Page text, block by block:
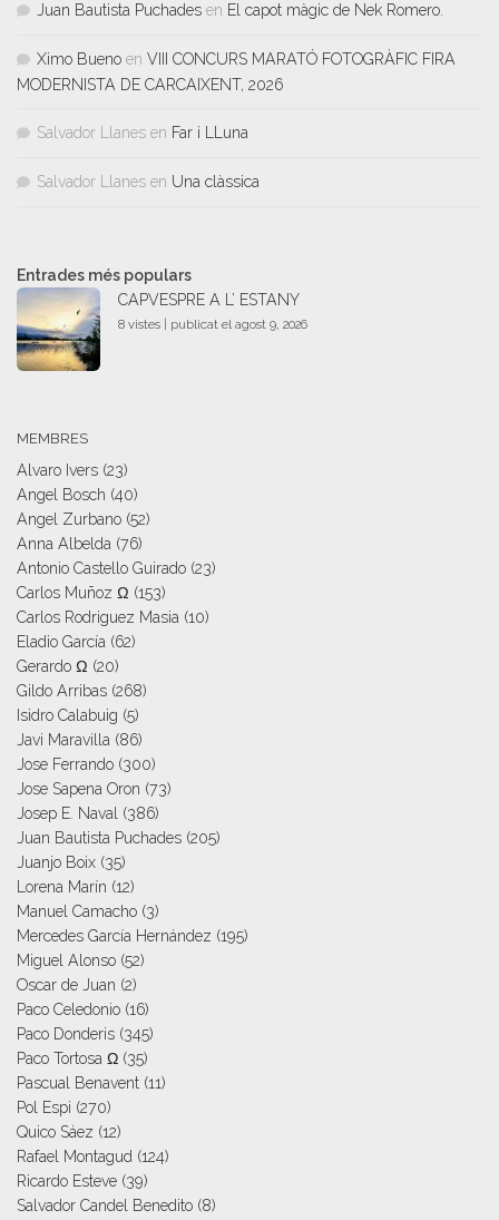
Juan Bautista Puchades en El capot màgic de Nek Romero.
Ximo Bueno en VIII CONCURS MARATÓ FOTOGRÀFIC FIRA
MODERNISTA DE CARCAIXENT, 2026
Salvador Llanes en Far i LLuna
Salvador Llanes en Una clàssica
Entrades més populars
CAPVESPRE A L’ ESTANY
8 vistes publicat el agost 9, 2026
MEMBRES
Alvaro Ivers (23)
Angel Bosch (40)
Angel Zurbano (52)
Anna Albelda (76)
Antonio Castello Guirado (23)
Carlos Muñoz Ω (153)
Carlos Rodriguez Masia (10)
Eladio García (62)
Gerardo Ω (20)
Gildo Arribas (268)
Isidro Calabuig (5)
Javi Maravilla (86)
Jose Ferrando (300)
Jose Sapena Oron (73)
Josep E. Naval (386)
Juan Bautista Puchades (205)
Juanjo Boix (35)
Lorena Marín (12)
Manuel Camacho (3)
Mercedes García Hernández (195)
Miguel Alonso (52)
Oscar de Juan (2)
Paco Celedonio (16)
Paco Donderis (345)
Paco Tortosa Ω (35)
Pascual Benavent (11)
Pol Espi (270)
Quico Sáez (12)
Rafael Montagud (124)
Ricardo Esteve (39)
Salvador Candel Benedito (8)